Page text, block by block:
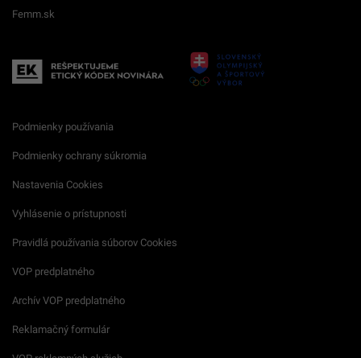
Femm.sk
Podmienky používania
Podmienky ochrany súkromia
Nastavenia Cookies
Vyhlásenie o prístupnosti
Pravidlá používania súborov Cookies
VOP predplatného
Archív VOP predplatného
Reklamačný formulár